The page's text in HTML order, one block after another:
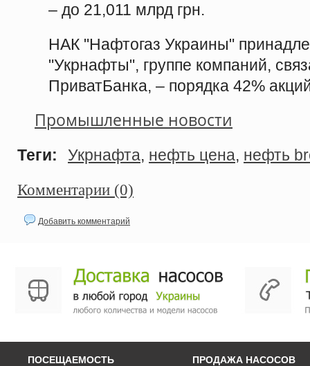
– до 21,011 млрд грн.
НАК "Нафтогаз Украины"
"Укрнафты", группе компаний,
ПриватБанка, – порядка 42%
Промышленные новости
Теги: Укрнафта, нефть цена, нефть
Комментарии (0)
Добавить комментарий
ПОСЕЩАЕМОСТЬ ПРОДАЖА НАСОСОВ